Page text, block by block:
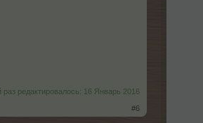
раз редактировалось: 16 Январь 2016
#6